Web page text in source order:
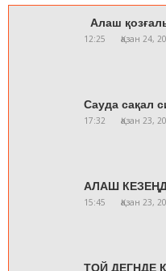
Алаш
12:25 Қазан 24,
Сауда сақал
17:32 Қазан 23,
АЛАШ
15:45 Қазан 23,
ТОЙ ДЕГНДЕ